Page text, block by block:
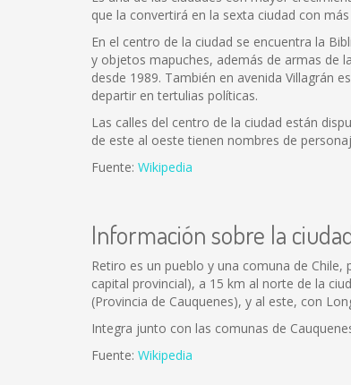
que la convertirá en la sexta ciudad con
En el centro de la ciudad se encuentra la
y objetos mapuches, además de armas de
desde 1989. También en avenida Villagrán
departir en tertulias políticas.
Las calles del centro de la ciudad están
de este al oeste tienen nombres de
Fuente: Wikipedia
Información sobre la
Retiro es un pueblo y una comuna de Chile,
capital provincial), a 15 km al norte de la
(Provincia de Cauquenes), y al este, con
Integra junto con las comunas de
Fuente: Wikipedia